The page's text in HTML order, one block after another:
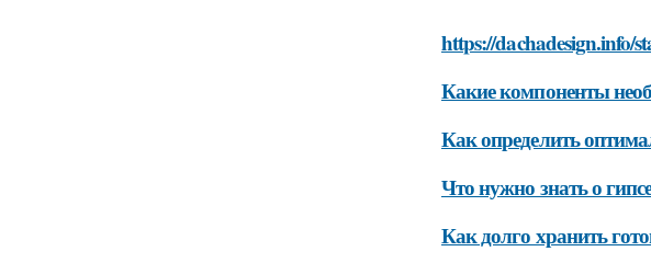
https://dachadesign.info/
Какие компоненты
Как определить
Что нужно знать о
Как долго хранить